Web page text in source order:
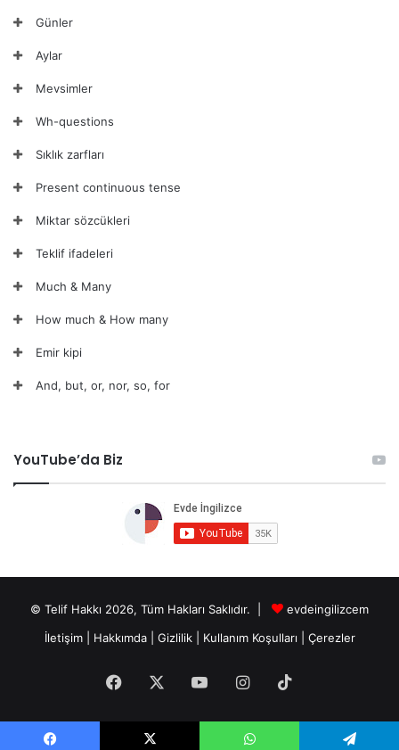
Günler
Aylar
Mevsimler
Wh-questions
Sıklık zarfları
Present continuous tense
Miktar sözcükleri
Teklif ifadeleri
Much & Many
How much & How many
Emir kipi
And, but, or, nor, so, for
YouTube’da Biz
© Telif Hakkı 2026, Tüm Hakları Saklıdır. |
evdeingilizcem
İletişim| Hakkımda Gizlilik Kullanım Koşulları Çerezler
Facebook YouTubeInstagram